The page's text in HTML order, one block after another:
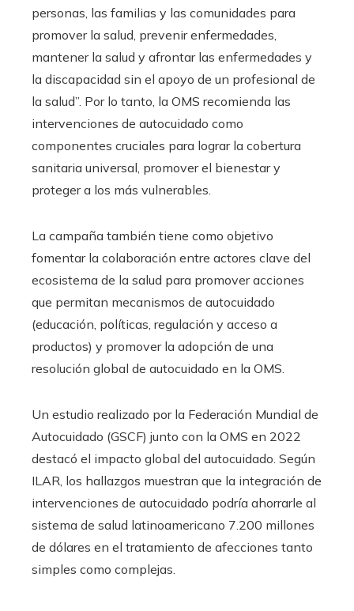
personas, las familias y las comunidades para
promover la salud, prevenir enfermedades,
mantener la salud y afrontar las enfermedades y
la discapacidad sin el apoyo de un profesional de
la salud”. Por lo tanto, la OMS recomienda las
intervenciones de autocuidado como
componentes cruciales para lograr la cobertura
sanitaria universal, promover el bienestar y
proteger a los más vulnerables.
La campaña también tiene como objetivo
fomentar la colaboración entre actores clave del
ecosistema de la salud para promover acciones
que permitan mecanismos de autocuidado
(educación, políticas, regulación y acceso a
productos) y promover la adopción de una
resolución global de autocuidado en la OMS.
Un estudio realizado por la Federación Mundial de
Autocuidado (GSCF) junto con la OMS en 2022
destacó el impacto global del autocuidado. Según
ILAR, los hallazgos muestran que la integración de
intervenciones de autocuidado podría ahorrarle al
sistema de salud latinoamericano 7.200 millones
de dólares en el tratamiento de afecciones tanto
simples como complejas.